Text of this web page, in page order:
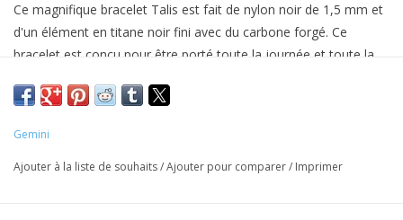
Ce magnifique bracelet Talis est fait de nylon noir de 1,5 mm et
d'un élément en titane noir fini avec du carbone forgé. Ce
bracelet est conçu pour être porté toute la journée et toute la
aventures sauvages et moins sauvages. En raison de la légèreté
exclusif qui est également utilisé dans les supercars, les bateaux
Gemini
Ajouter à la liste de souhaits/Ajouter pour comparer/ Imprimer